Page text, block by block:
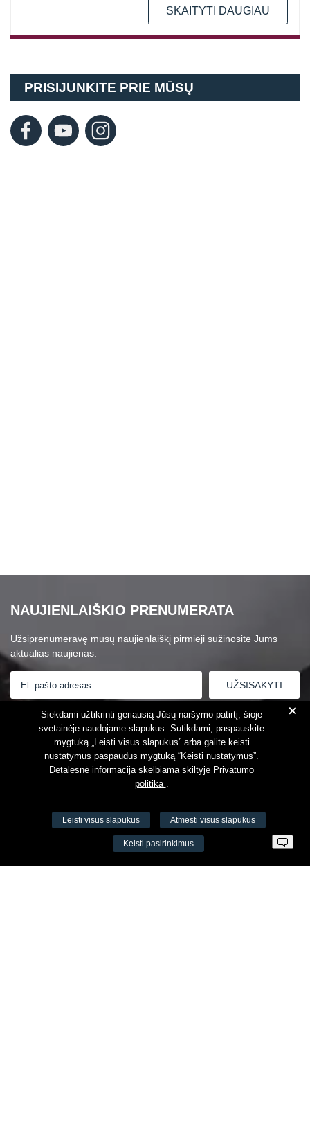
SKAITYTI DAUGIAU
PRISIJUNKITE PRIE MŪSŲ
NAUJIENLAIŠKIO PRENUMERATA
Užsiprenumeravę mūsų naujienlaiškį pirmieji sužinosite Jums
aktualias naujienas.
Susipažinau suPrivatumo politika
VŠĮ Fitneso mokymo centras AEROMIX
+
Siekdami užtikrinti geriausią Jūsų naršymo patirtį, šioje
svetainėje naudojame slapukus. Sutikdami, paspauskite
mygtuką „Leisti visus slapukus” arba galite keisti
nustatymus paspaudus mygtuką “Keisti nustatymus”.
Detalesnė informacija skelbiama skiltyje Privatumo
politika .
Leisti visus slapukus Atmesti visus slapukus
Keisti pasirinkimus